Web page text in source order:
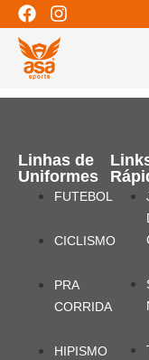
Linhas de
Uniformes
FUTEBOL
CICLISMO
PRA
CORRIDA
HIPISMO